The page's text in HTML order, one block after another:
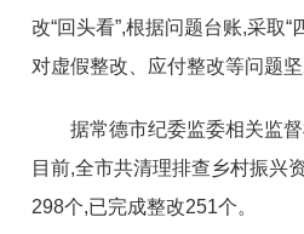
改“回头看”,根据问题台账,采取“
对虚假整改、应付整改等问题坚
据常德市纪委监委相关监
目前,全市共清理排查乡村振兴
298个,已完成整改251个。